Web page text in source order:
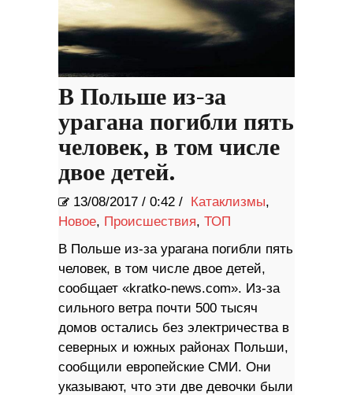
В Польше из-за
урагана погибли пять
человек, в том числе
двое детей.
13/08/2017 / 0:42 / Катаклизмы,
Новое, Происшествия, ТОП
В Польше из-за урагана погибли пять
человек, в том числе двое детей,
сообщает «kratko-news.com». Из-за
сильного ветра почти 500 тысяч
домов остались без электричества в
северных и южных районах Польши,
сообщили европейские СМИ. Они
указывают, что эти две девочки были